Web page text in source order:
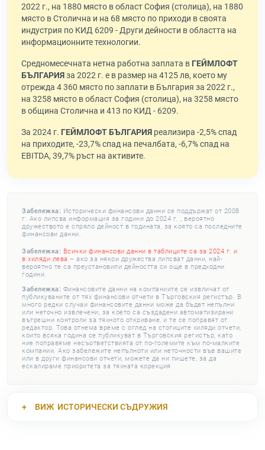
2022 г., на 1880 място в област София (столица), на 1880
място в Столична и на 68 място по приходи в своята
индустрия по КИД 6209 - Други дейности в областта на
информационните технологии.
Средномесечната нетна работна заплата в ГЕЙМЛОФТ
БЪЛГАРИЯза 2022 г. е в размер на 4125 лв, което му
отрежда 4 360 място по заплати в България за 2022 г.,
на 3258 място в област София (столица), на 3258 място
в община Столична и 413 по КИД - 6209.
За 2024 г. ГЕЙМЛОФТ БЪЛГАРИЯ реализира -2,5% спад
на приходите, -23,7% спад на печалбата, -6,7% спад на
EBITDA, 39,7% ръст на активите.
Забележка: Исторически финансови данни се поддържат от 2008
г. Ако липсва информация за години до 2024 г. , вероятно
дружеството е спряло дейност в годината, за която са последните
финансови данни.
Забележка: Всички финансови данни в таблиците са за 2024 г. и
в хиляди лева – ако за някои дружества липсват данни, най-
вероятно те са преустановили дейността си още в предходни
години.
Забележка: Финансовите данни на компаниите се извличат от
публикуваните от тях финансови отчети в Търговския регистър. В
много редки случаи финансовите данни може да бъдат непълни
или неточно извлечени, за което са създадени автоматизирани
вътрешни контроли за тяхното откриване, и те се поправят от
редактор. Това отнема време с оглед на стотиците хиляди отчети,
които всяка година се публикуват в Търговския регистър, като
ние поправяме несъответствията от по-големите към по-малките
компании. Ако забележите непълноти или неточности във вашите
или в други финансови отчети, можете да ни пишете, за да
ескалираме приоритета за тяхната корекция.
ВИЖ ИСТОРИЧЕСКИ СЪДРУЖИЯ